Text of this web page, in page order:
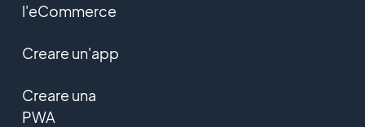
l'eCommerce
Creare un'app
Creare una
PWA